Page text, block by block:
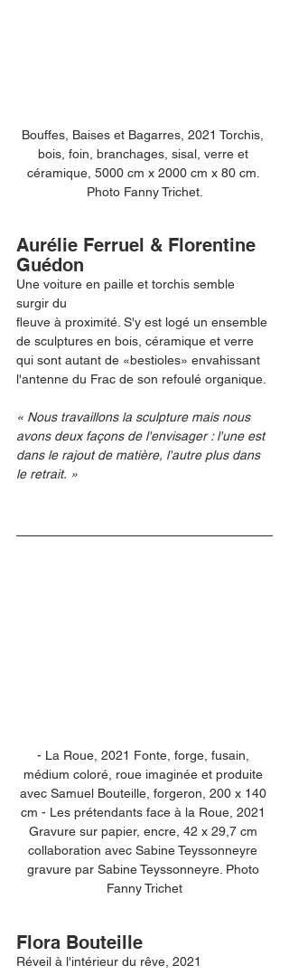
Bouffes, Baises et Bagarres, 2021 Torchis,
bois, foin, branchages, sisal, verre et
céramique, 5000 cm x 2000 cm x 80 cm.
Photo Fanny Trichet.
Aurélie Ferruel & Florentine
Guédon
Une voiture en paille et torchis semble
surgir du
fleuve à proximité. S'y est logé un ensemble
de sculptures en bois, céramique et verre
qui sont autant de «bestioles» envahissant
l'antenne du Frac de son refoulé organique.
« Nous travaillons la sculpture mais nous
avons deux façons de l'envisager : l'une est
dans le rajout de matière, l'autre plus dans
le retrait. »
- La Roue, 2021 Fonte, forge, fusain,
médium coloré, roue imaginée et produite
avec Samuel Bouteille, forgeron, 200 x 140
cm - Les prétendants face à la Roue, 2021
Gravure sur papier, encre, 42 x 29,7 cm
collaboration avec Sabine Teyssonneyre
gravure par Sabine Teyssonneyre. Photo
Fanny Trichet
Flora Bouteille
Réveil à l'intérieur du rêve, 2021